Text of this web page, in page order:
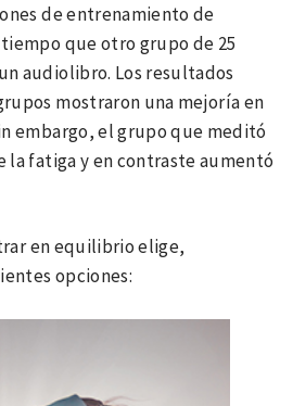
de entrenamiento de
que otro grupo de 25
audiolibro. Los resultados
mostraron una mejoría en
embargo, el grupo que meditó
la fatiga y en contraste aumentó
en equilibrio elige,
opciones: